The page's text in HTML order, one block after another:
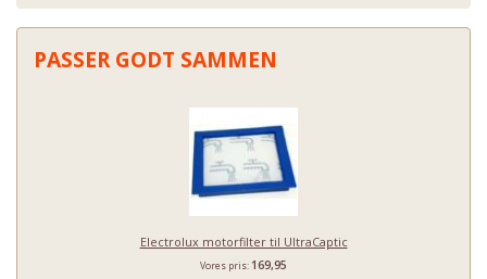
PASSER GODT SAMMEN
Electrolux motorfilter til UltraCaptic
Vores pris: 169,95